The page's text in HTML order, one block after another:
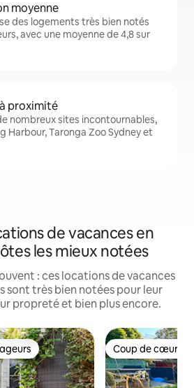
moyenne
des logements très bien notés
avec une moyenne de 4,8 sur
proximité
nombreux sites incontournables,
Harbour, Taronga Zoo Sydney et
de vacances en
les mieux notées
: ces locations de vacances
sont très bien notées pour leur
propreté et bien plus encore.
les plus appréciés Coup de cœur
Coup de cœur